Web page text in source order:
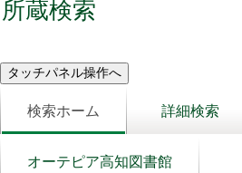
所蔵検索
検索ホーム 詳細検索
オーテピア高知図書館